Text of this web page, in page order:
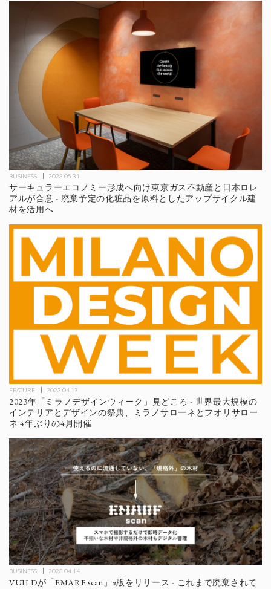
BUSINESS 2023.05.31
サーキュラーエコノミー形成へ向け東京ガス不動産と日本ロレ
アルが合意 - 廃棄予定の化粧品を原料としたアップサイクル建
材を活用へ
FEATURE 2023.04.17
2023年「ミラノデザインウィーク」見どころ - 世界最大規模の
インテリアとデザインの祭典、ミラノサローネとフオリサロー
ネ 4年ぶりの4月開催
BUSINESS 2023.04.14
VUILDが「EMARF scan」α版をリリース - これまで廃棄されて